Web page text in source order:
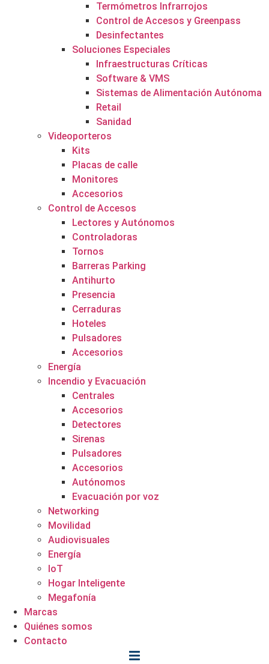
Termómetros Infrarrojos
Control de Accesos y Greenpass
Desinfectantes
Soluciones Especiales
Infraestructuras Críticas
Software & VMS
Sistemas de Alimentación Autónoma
Retail
Sanidad
Videoporteros
Kits
Placas de calle
Monitores
Accesorios
Control de Accesos
Lectores y Autónomos
Controladoras
Tornos
Barreras Parking
Antihurto
Presencia
Cerraduras
Hoteles
Pulsadores
Accesorios
Energía
Incendio y Evacuación
Centrales
Accesorios
Detectores
Sirenas
Pulsadores
Accesorios
Autónomos
Evacuación por voz
Networking
Movilidad
Audiovisuales
Energía
IoT
Hogar Inteligente
Megafonía
Marcas
Quiénes somos
Contacto